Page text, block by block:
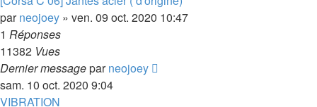
parneojoey » ven. 09 oct. 2020 10:47
1 Réponses
11382 Vues
Dernier messageparneojoey
sam. 10 oct. 2020 9:04
VIBRATION